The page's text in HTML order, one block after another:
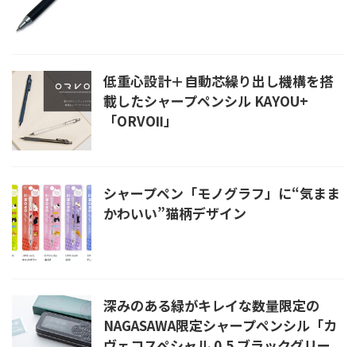
低重心設計＋自動芯繰り出し機構を搭
載したシャープペンシル KAYOU+
「ORVOⅡ」
シャープペン「モノグラフ」に“気まま
かわいい”猫柄デザイン
深みのある緑がキレイな数量限定の
NAGASAWA限定シャープペンシル「カ